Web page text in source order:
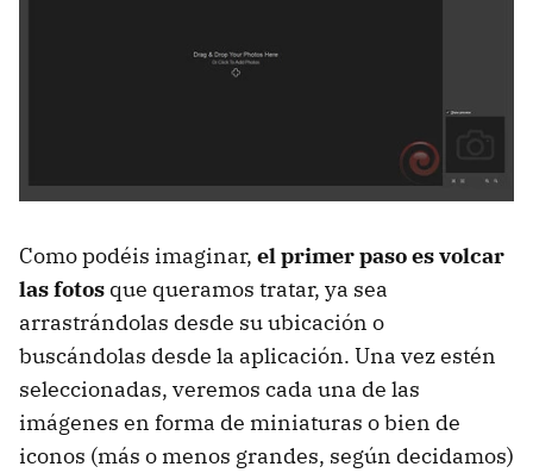
Como podéis imaginar, el primer paso es volcar
las fotos que queramos tratar, ya sea
arrastrándolas desde su ubicación o
buscándolas desde la aplicación. Una vez estén
seleccionadas, veremos cada una de las
imágenes en forma de miniaturas o bien de
iconos (más o menos grandes, según decidamos)